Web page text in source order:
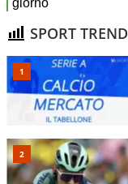
SPORT TREND